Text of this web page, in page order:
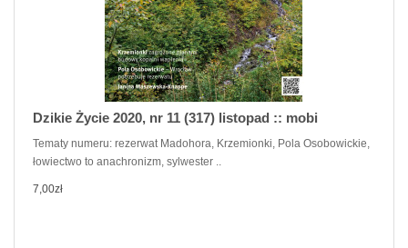
Dzikie Życie 2020, nr 11 (317) listopad :: mobi
Tematy numeru: rezerwat Madohora, Krzemionki, Pola Osobowickie,
łowiectwo to anachronizm, sylwester ..
7,00zł